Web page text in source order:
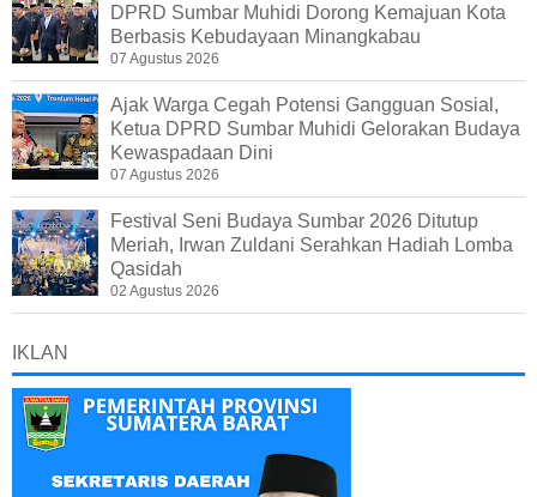
DPRD Sumbar Muhidi Dorong Kemajuan Kota
Berbasis Kebudayaan Minangkabau
07 Agustus 2026
Ajak Warga Cegah Potensi Gangguan Sosial,
Ketua DPRD Sumbar Muhidi Gelorakan Budaya
Kewaspadaan Dini
07 Agustus 2026
Festival Seni Budaya Sumbar 2026 Ditutup
Meriah, Irwan Zuldani Serahkan Hadiah Lomba
Qasidah
02 Agustus 2026
IKLAN